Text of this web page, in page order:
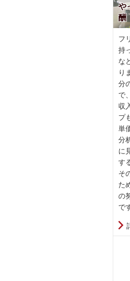
や
酬
フ
持
な
り
分
で
収
プ
単
分
に
す
そ
た
の
で